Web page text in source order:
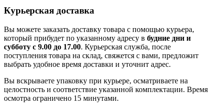
Курьерская доставка
Вы можете заказать доставку товара с помощью курьера,
который прибудет по указанному адресу в будние дни и
субботу с 9.00 до 17.00. Курьерская служба, после
поступления товара на склад, свяжется с вами, предложит
выбрать удобное время доставки и уточнит адрес.
Вы вскрываете упаковку при курьере, осматриваете на
целостность и соответствие указанной комплектации. Время
осмотра ограничено 15 минутами.